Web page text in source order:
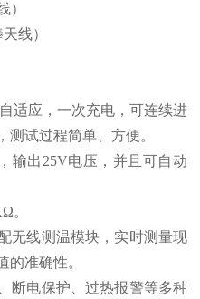
）
线）
适应，一次充电，可连续进
试过程简单、方便。
输出25V电压，并且可自动
。
无线测温模块，实时测量现
的准确性。
断电保护、过热报警等多种